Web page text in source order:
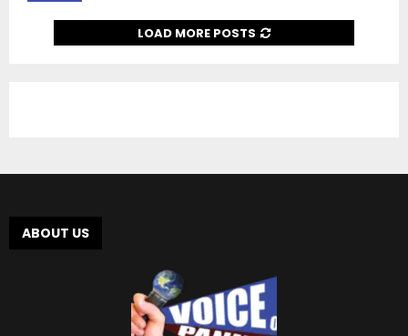
LOAD MORE POSTS
ABOUT US